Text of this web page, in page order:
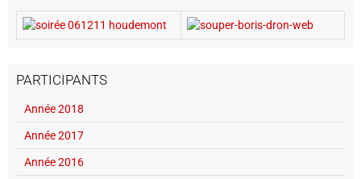
PARTICIPANTS
Année 2018
Année 2017
Année 2016